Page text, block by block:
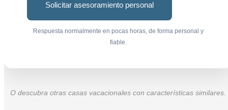
Solicitar asesoramiento personal
Respuesta normalmente en pocas horas, de forma personal y
fiable.
O descubra otras casas vacacionales con características similares.